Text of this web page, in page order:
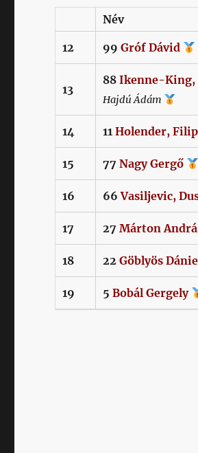
Név
12 99Gróf Dávid
13
88Ikenne-King,
Hajdú Ádám
14 11Holender, Filip
15 77Nagy Gergő
16 66Vasiljevic,
17 27Márton
18 22Göblyös
19 5Bobál Gergely